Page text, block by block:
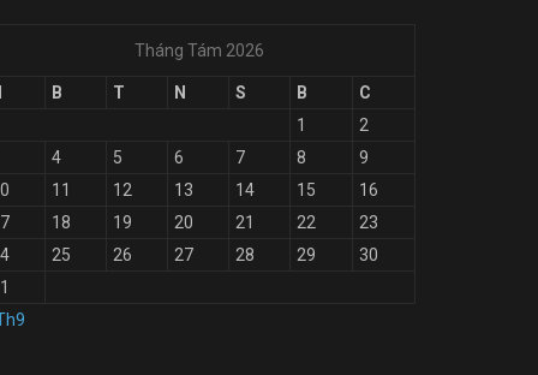
Tháng Tám 2026
B T N S B
C
1
2
4 5 6 7 8
9
11 12 13 14 15
16
18 19 20 21 22
23
25 26 27 28 29
30